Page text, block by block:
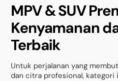
MPV & SUV
Kenyamanan
Terbaik
Untuk perjalanan yang
dan citra profesional, kategori